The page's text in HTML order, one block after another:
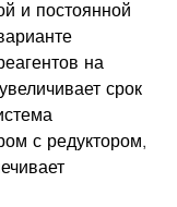
и постоянной
на
срок
с редуктором,